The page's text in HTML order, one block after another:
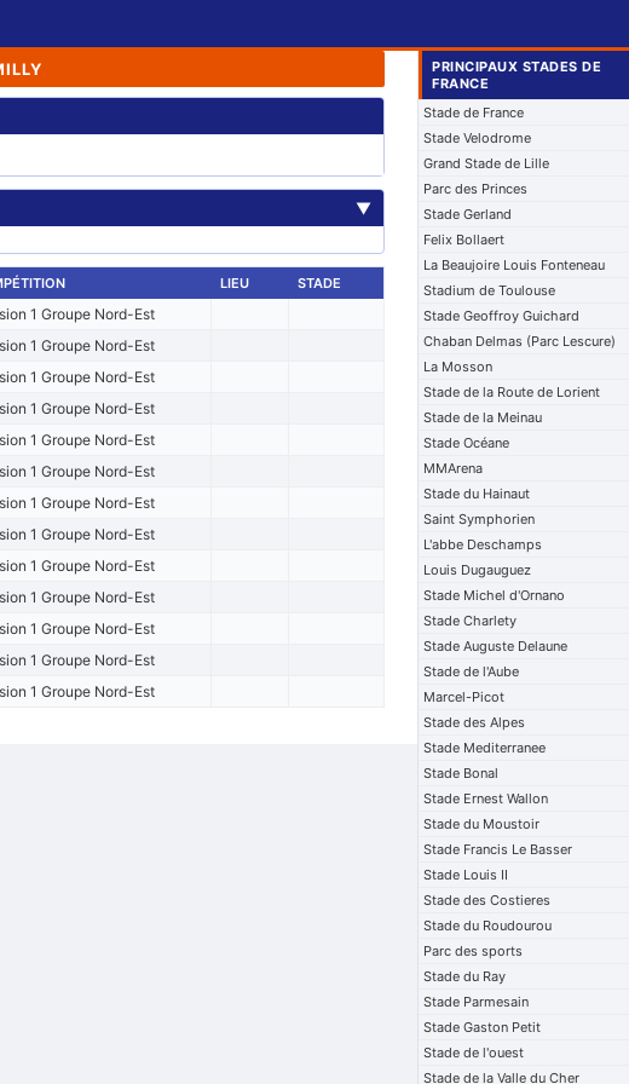
▼
LIEU STADE
1 Groupe Nord-Est
1 Groupe Nord-Est
1 Groupe Nord-Est
1 Groupe Nord-Est
1 Groupe Nord-Est
1 Groupe Nord-Est
1 Groupe Nord-Est
1 Groupe Nord-Est
1 Groupe Nord-Est
1 Groupe Nord-Est
1 Groupe Nord-Est
1 Groupe Nord-Est
1 Groupe Nord-Est
PRINCIPAUX STADES DE
FRANCE
Stade de France
Stade Velodrome
Grand Stade de Lille
Parc des Princes
Stade Gerland
Felix Bollaert
La Beaujoire Louis Fonteneau
Stadium de Toulouse
Stade Geoffroy Guichard
Chaban Delmas (Parc Lescure)
La Mosson
Stade de la Route de Lorient
Stade de la Meinau
Stade Océane
MMArena
Stade du Hainaut
Saint Symphorien
L'abbe Deschamps
Louis Dugauguez
Stade Michel d'Ornano
Stade Charlety
Stade Auguste Delaune
Stade de l'Aube
Marcel-Picot
Stade des Alpes
Stade Mediterranee
Stade Bonal
Stade Ernest Wallon
Stade du Moustoir
Stade Francis Le Basser
Stade Louis II
Stade des Costieres
Stade du Roudourou
Parc des sports
Stade du Ray
Stade Parmesain
Stade Gaston Petit
Stade de l'ouest
Stade de la Valle du Cher